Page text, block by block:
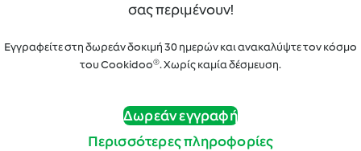
σας περιμένουν!
Εγγραφείτε στη δωρεάν δοκιμή 30 ημερών και ανακαλύψτε τον κόσμο
του Cookidoo®. Χωρίς καμία δέσμευση.
Δωρεάν εγγραφή
Περισσότερες πληροφορίες